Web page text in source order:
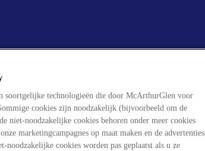
soortgelijke technologieën die door McArthurGlen voor
cookies zijn noodzakelijk (bijvoorbeeld om de
niet-noodzakelijke cookies behoren onder meer cookies
marketingcampagnes op maat maken en de advertenties
noodzakelijke cookies worden pas geplaatst als u ze